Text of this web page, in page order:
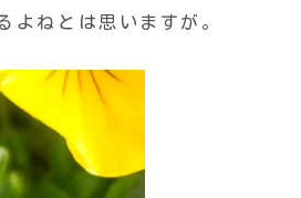
よねとは思いますが。